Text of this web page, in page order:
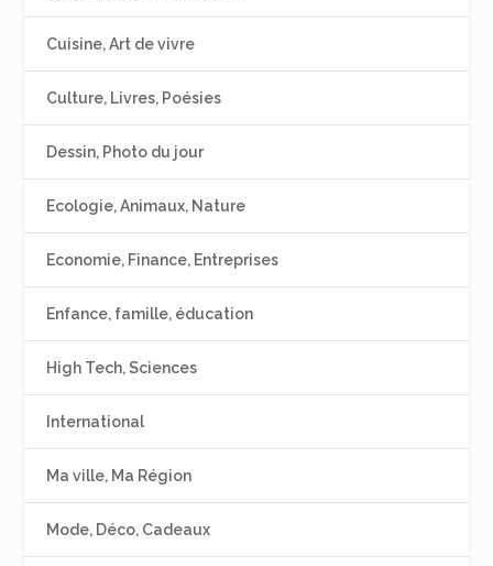
Cuisine, Art de vivre
Culture, Livres, Poésies
Dessin, Photo du jour
Ecologie, Animaux, Nature
Economie, Finance, Entreprises
Enfance, famille, éducation
High Tech, Sciences
International
Ma ville, Ma Région
Mode, Déco, Cadeaux